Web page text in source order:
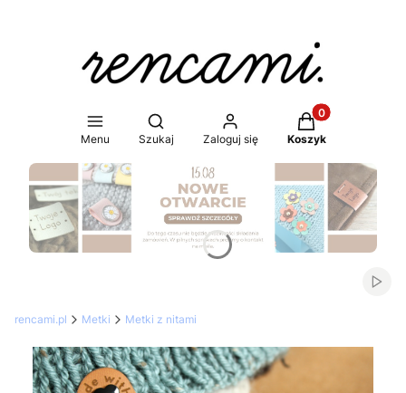
Menu
Otwórz wyszukiwarkę
Szukaj Zaloguj się
Produkty w
Koszyk
Naciśnij Enter lub spację, aby otworzyć stronę.
rencami.pl Metki Metki z nitami